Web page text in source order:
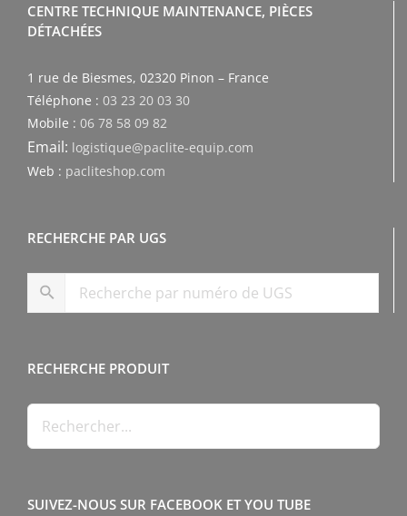
CENTRE TECHNIQUE MAINTENANCE, PIÈCES
DÉTACHÉES
1 rue de Biesmes, 02320 Pinon – France
Téléphone : 03 23 20 03 30
Mobile : 06 78 58 09 82
Email: logistique@paclite-equip.com
Web : pacliteshop.com
RECHERCHE PAR UGS
RECHERCHE PRODUIT
SUIVEZ-NOUS SUR FACEBOOK ET YOU TUBE